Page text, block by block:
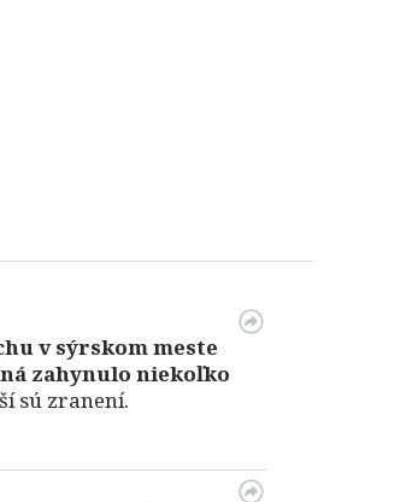
v sýrskom meste
zahynulo niekoľko
sú zranení.